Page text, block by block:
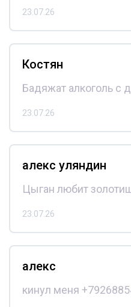
23.07.26
Костян
Бадяжат алкоголь с
23.07.26
алекс уляндин
Цыган любит
23.07.26
алекс
кинул меня